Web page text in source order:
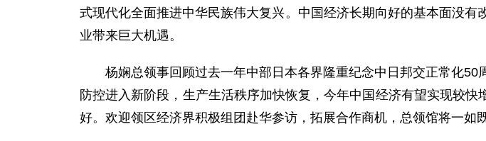
式现代化全面推进中华民族伟大复兴。中国经济长期向好的基本面没
业带来巨大机遇。
杨娴总领事回顾过去一年中部日本各界隆重纪念中日邦交正常化
防控进入新阶段，生产生活秩序加快恢复，今年中国经济有望实现较
好。欢迎领区经济界积极组团赴华参访，拓展合作商机，总领馆将一如